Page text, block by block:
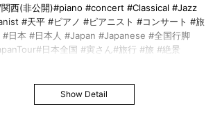
西(非公開)#piano #concert #Classical #Jazz
#天平 #ピアノ #ピアニスト #コンサート #旅
#日本 #日本人 #Japan #Japanese #全国行脚
日本全国 #寅さん#旅行 #旅 #絶景
Show Detail